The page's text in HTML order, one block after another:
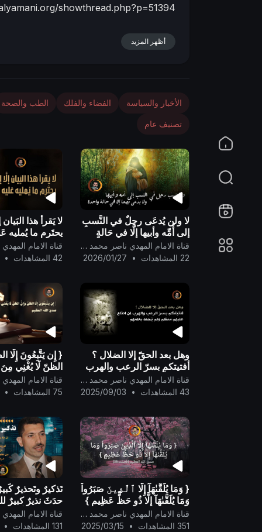
showthread.php?p=51394
أظهر المزيد
الأخبار والسياسة الفضاء والفلك الطب والصحة
تصنيف عام
لا ولن يُدعَى رجلٌ في النَّسبِ
إلى أُمِّه وأبيها إلَّا في حَالةٍ
واحِدةٍ وهي: إذا حَملت البِنتُ
من غير بَشرٍ يَمسسها..
قناة الامام المهدي ناصر محمد اليماني
22 المشاهدات
•
2026/01/27
لا يَقرأ هذا
يحتَرِم ما يُمليه
42 المشاهدات
•
وهل بعد الحقّ إلا الضلال ؟
أفتيتكم بسرّ الرعب والهرب
لمن اطّلع عليهم منكم ولم
يُحِط بعلمهم ..
قناة الامام المهدي ناصر محمد اليماني
43 المشاهدات
•
2025/09/03
{ إِن يَتَّبِعُونَ إِلَّا
الظنّ لَا يُغْنِي
صدق الله
75 المشاهدات
•
{ وَمَا يُلَقَّٮٰهَآ إِلَّا ٱلَّذِينَ صَبَرُواْ
وَمَا يُلَقَّٮٰهَآ إِلَّا ذُو حَظٍّ عَظِيمٍ }
صدق الله العظيم
[فصلت:35]
قناة الامام المهدي ناصر محمد اليماني
351 المشاهدات
•
2025/03/15
تَذكيرٌ وتَحذيرٌ
حدَثَ نذيرٌ كبيرٌ
شاءَ مِنهم أن
فأين المفَرّ....
131 المشاهدات
•